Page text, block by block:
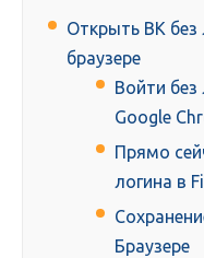
Открыть ВК без
браузере
Войти без
Google
Прямо
логина в
Браузере